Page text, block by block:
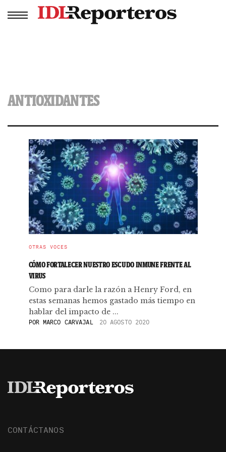
ANTIOXIDANTES
OTRAS VOCES
CÓMO FORTALECER NUESTRO ESCUDO INMUNE FRENTE AL
VIRUS
Como para darle la razón a Henry Ford, en
estas semanas hemos gastado más tiempo en
hablar del impacto de ...
PORMARCO CARVAJAL 20 AGOSTO 2020
CONTÁCTANOS